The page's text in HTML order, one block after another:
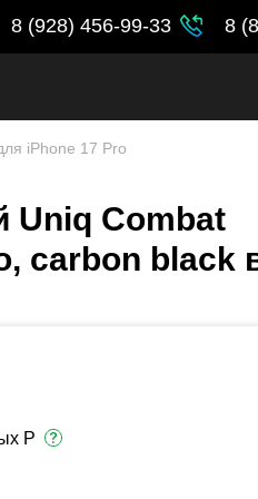
8 (928) 456-99-33 8
iPhone 17 Pro
Uniq Combat
carbon black
Р